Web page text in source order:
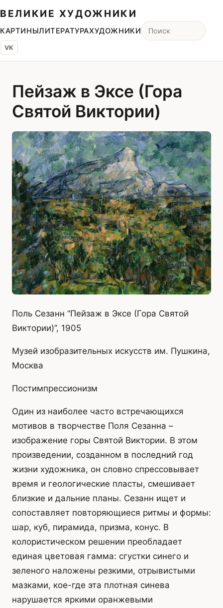
ВЕЛИКИЕ ХУДОЖНИКИ
КАРТИНЫЛИТЕРАТУРАХУДОЖНИКИ
VK
Пейзаж в Эксе (Гора
Святой Виктории)
Поль Сезанн “Пейзаж в Эксе (Гора Святой
Виктории)”, 1905
Музей изобразительных искусств им. Пушкина,
Москва
Постимпрессионизм
Один из наиболее часто встречающихся
мотивов в творчестве Поля Сезанна –
изображение горы Святой Виктории. В этом
произведении, созданном в последний год
жизни художника, он словно спрессовывает
время и геологические пласты, смешивает
близкие и дальние планы. Сезанн ищет и
сопоставляет повторяющиеся ритмы и формы:
шар, куб, пирамида, призма, конус. В
колористическом решении преобладает
единая цветовая гамма: сгустки синего и
зеленого наложены резкими, отрывистыми
мазками, кое-где эта плотная синева
нарушается яркими оранжевыми